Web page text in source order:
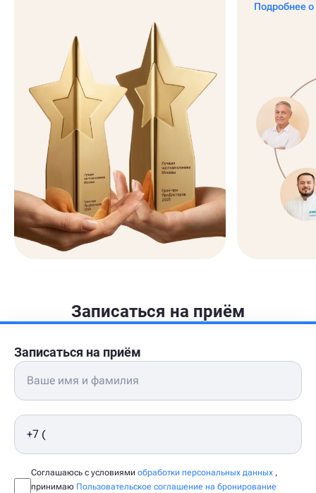
Подробнее о
Записаться на приём
Записаться на приём
Соглашаюсь с условиями обработки персональных данных ,
принимаю Пользовательское соглашение на бронирование